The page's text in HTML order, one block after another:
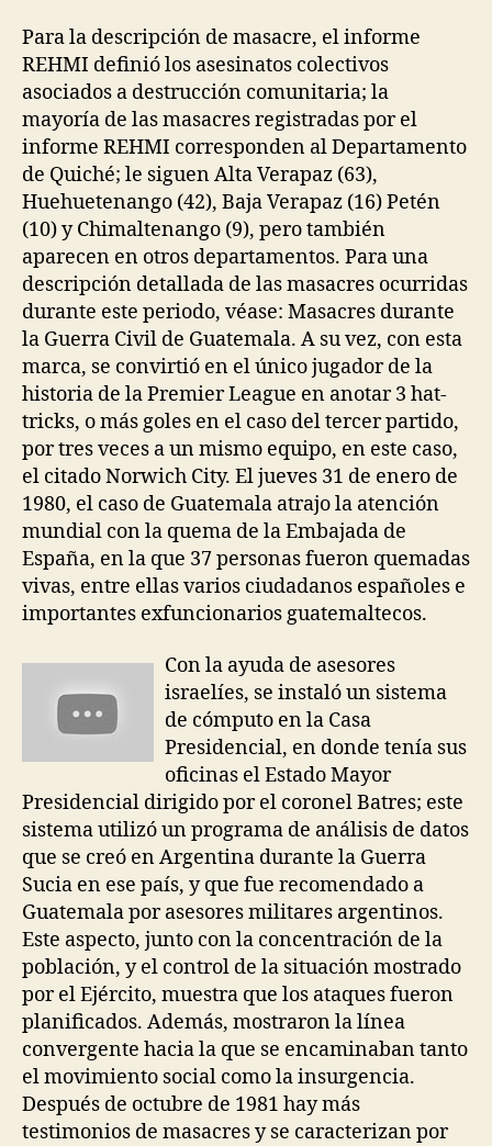
entrada
entrada
Para la descripción de masacre, el informe
REHMI definió los asesinatos colectivos
asociados a destrucción comunitaria; la
mayoría de las masacres registradas por el
informe REHMI corresponden al Departamento
de Quiché; le siguen Alta Verapaz (63),
Huehuetenango (42), Baja Verapaz (16) Petén
(10) y Chimaltenango (9), pero también
aparecen en otros departamentos. Para una
descripción detallada de las masacres ocurridas
durante este periodo, véase: Masacres durante
la Guerra Civil de Guatemala. A su vez, con esta
marca, se convirtió en el único jugador de la
historia de la Premier League en anotar 3 hat-
tricks, o más goles en el caso del tercer partido,
por tres veces a un mismo equipo, en este caso,
el citado Norwich City. El jueves 31 de enero de
1980, el caso de Guatemala atrajo la atención
mundial con la quema de la Embajada de
España, en la que 37 personas fueron quemadas
vivas, entre ellas varios ciudadanos españoles e
importantes exfuncionarios guatemaltecos.
Con la ayuda de asesores
israelíes, se instaló un sistema
de cómputo en la Casa
Presidencial, en donde tenía sus
oficinas el Estado Mayor
Presidencial dirigido por el coronel Batres; este
sistema utilizó un programa de análisis de datos
que se creó en Argentina durante la Guerra
Sucia en ese país, y que fue recomendado a
Guatemala por asesores militares argentinos.
Este aspecto, junto con la concentración de la
población, y el control de la situación mostrado
por el Ejército, muestra que los ataques fueron
planificados. Además, mostraron la línea
convergente hacia la que se encaminaban tanto
el movimiento social como la insurgencia.
Después de octubre de 1981 hay más
testimonios de masacres y se caracterizan por